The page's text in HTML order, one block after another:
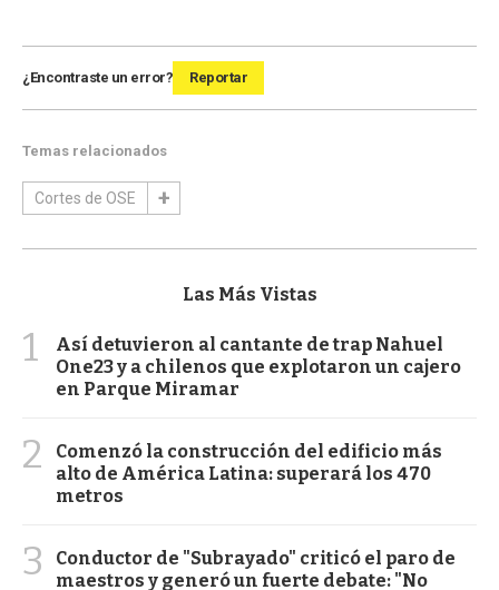
¿Encontraste un error? Reportar
Temas relacionados
Cortes de OSE
Las Más Vistas
1
Así detuvieron al cantante de trap Nahuel
One23 y a chilenos que explotaron un cajero
en Parque Miramar
2
Comenzó la construcción del edificio más
alto de América Latina: superará los 470
metros
3
Conductor de "Subrayado" criticó el paro de
maestros y generó un fuerte debate: "No